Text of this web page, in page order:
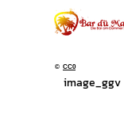
© CC0
image_ggv